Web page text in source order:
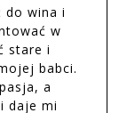
do wina i
w
stare i
babci.
a
daje mi